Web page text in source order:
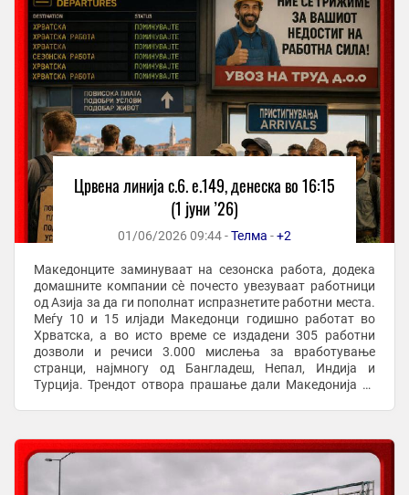
Црвена линија с.6. e.149, денеска во 16:15
(1 јуни ’26)
01/06/2026 09:44 -Телма -+2
Македонците заминуваат на сезонска работа, додека
домашните компании сè почесто увезуваат работници
од Азија за да ги пополнат испразнетите работни места.
Меѓу 10 и 15 илјади Македонци годишно работат во
Хрватска, а во исто време се издадени 305 работни
дозволи и речиси 3.000 мислења за вработување
странци, најмногу од Бангладеш, Непал, Индија и
Турција. Трендот отвора прашање дали Македонија се